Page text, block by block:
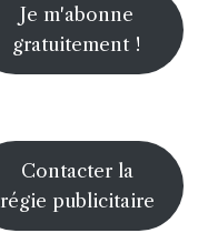
Je m'abonne
gratuitement !
Contacter la
régie publicitaire